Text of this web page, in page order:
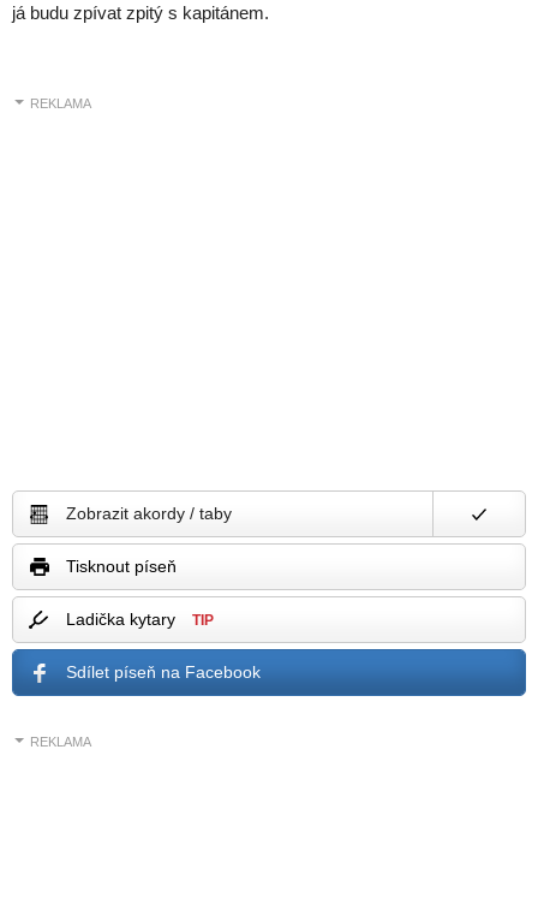
já budu zpívat zpitý s kapitánem.
REKLAMA
Zobrazit akordy / taby
Tisknout píseň
Ladička kytary TIP
Sdílet píseň na Facebook
REKLAMA